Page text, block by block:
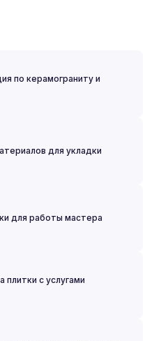
по керамограниту и
для укладки
для работы мастера
плитки с услугами